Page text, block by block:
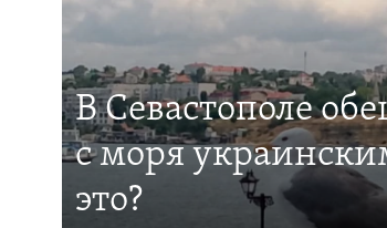
В Севастополе
с моря
это?